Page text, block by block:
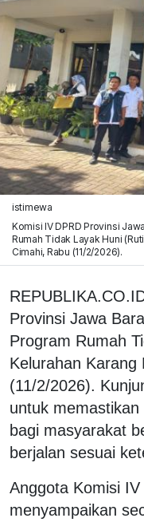
istimewa
Komisi IV DPRD Provinsi
Rumah Tidak Layak Huni
Cimahi, Rabu (11/2/2026).
Provinsi Jawa
Program Rumah
Kelurahan Karang
(11/2/2026).
untuk
bagi masyarakat
berjalan sesuai
Anggota Komisi
menyampaikan